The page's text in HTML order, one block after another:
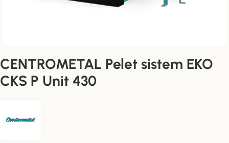
CENTROMETAL Pelet sistem EKO
CKS P Unit 430